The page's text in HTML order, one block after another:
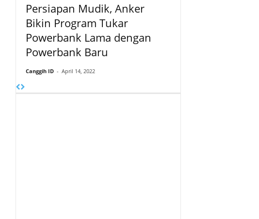
Persiapan Mudik, Anker
Bikin Program Tukar
Powerbank Lama dengan
Powerbank Baru
Canggih ID - April 14, 2022